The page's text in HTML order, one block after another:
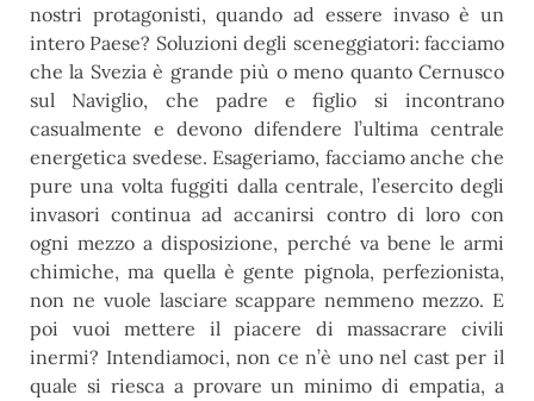
nostri protagonisti, quando ad essere invaso è un
intero Paese? Soluzioni degli sceneggiatori: facciamo
che la Svezia è grande più o meno quanto Cernusco
sul Naviglio, che padre e figlio si incontrano
casualmente e devono difendere l’ultima centrale
energetica svedese. Esageriamo, facciamo anche che
pure una volta fuggiti dalla centrale, l’esercito degli
invasori continua ad accanirsi contro di loro con
ogni mezzo a disposizione, perché va bene le armi
chimiche, ma quella è gente pignola, perfezionista,
non ne vuole lasciare scappare nemmeno mezzo. E
poi vuoi mettere il piacere di massacrare civili
inermi? Intendiamoci, non ce n’è uno nel cast per il
quale si riesca a provare un minimo di empatia, a